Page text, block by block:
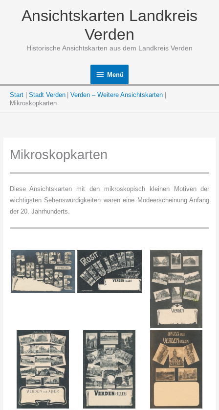
Ansichtskarten Landkreis
Verden
Historische Ansichtskarten aus dem Landkreis Verden
Menü
Menü
Start Stadt Verden
Verden – Weitere Ansichtskarten
Mikroskopkarten
Mikroskopkarten
Diese Ansichtskarten mit den mikroskopisch kleinen Motiven der
wichtigsten Sehenswürdigkeiten waren eine Modeerscheinung Anfang
der 20. Jahrhunderts.